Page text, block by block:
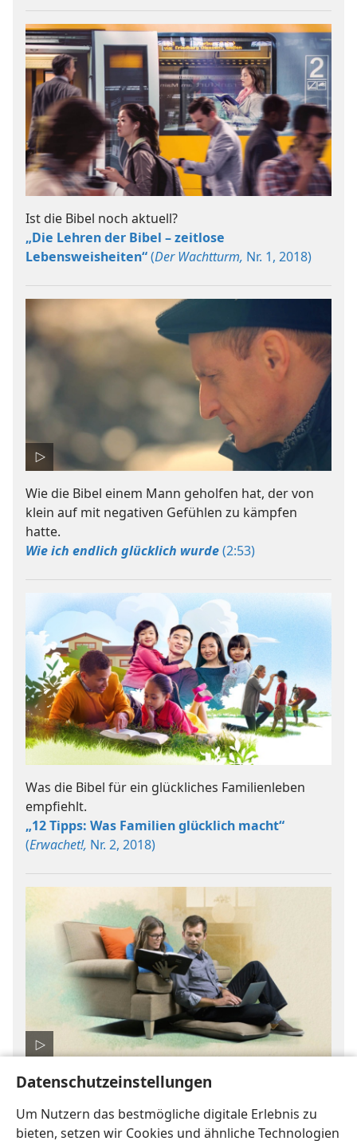
Datenschutzeinstellungen
Um Nutzern das bestmögliche digitale Erlebnis zu
bieten, setzen wir Cookies und ähnliche Technologien
Ist die Bibel noch aktuell?
„Die Lehren der Bibel – zeitlose
Lebensweisheiten“(Der Wachtturm, Nr. 1, 2018)
Wie die Bibel einem Mann geholfen hat, der von
klein auf mit negativen Gefühlen zu kämpfen
hatte.
Wie ich endlich glücklich wurde(2:53)
Was die Bibel für ein glückliches Familienleben
empfiehlt.
„12 Tipps: Was Familien glücklich macht“
(Erwachet!, Nr. 2, 2018)
Wer regiert die Welt? In diesem Video wird mit
Was nur in der Bibel steht (ungekürzt)(3:14)